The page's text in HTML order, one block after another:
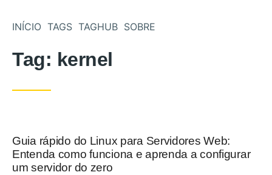
INÍCIO TAGS TAGHUB SOBRE
Tag: kernel
Postado em
Guia rápido do Linux para Servidores Web:
Entenda como funciona e aprenda a configurar
um servidor do zero